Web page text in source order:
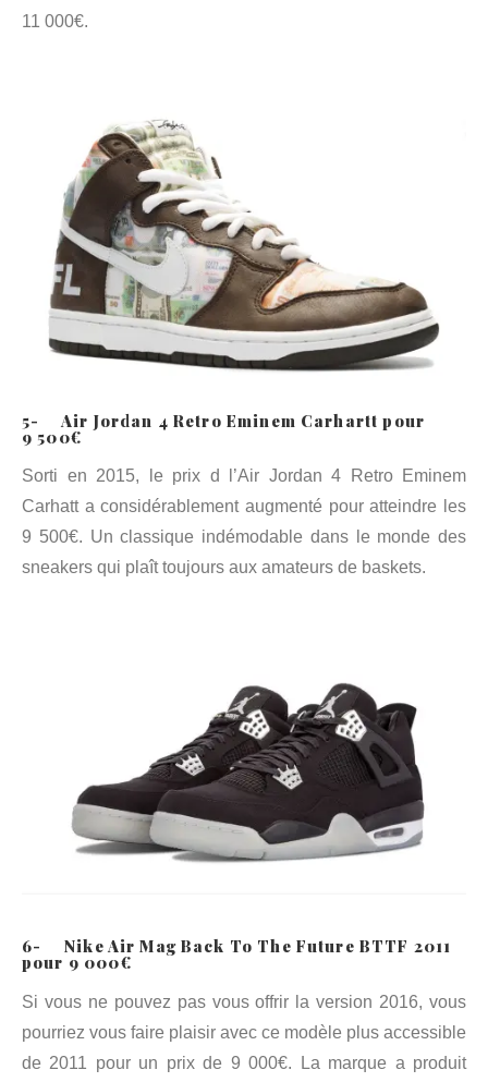
11 000€.
5- Air Jordan 4 Retro Eminem Carhartt pour
9 500€
Sorti en 2015, le prix d l’Air Jordan 4 Retro Eminem
Carhatt a considérablement augmenté pour atteindre les
9 500€. Un classique indémodable dans le monde des
sneakers qui plaît toujours aux amateurs de baskets.
6- Nike Air Mag Back To The Future BTTF 2011
pour 9 000€
Si vous ne pouvez pas vous offrir la version 2016, vous
pourriez vous faire plaisir avec ce modèle plus accessible
de 2011 pour un prix de 9 000€. La marque a produit